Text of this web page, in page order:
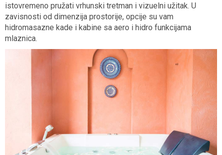
istovremeno pružati vrhunski tretman i vizuelni užitak. U
zavisnosti od dimenzija prostorije, opcije su vam
hidromasazne kade i kabine sa aero i hidro funkcijama
mlaznica.